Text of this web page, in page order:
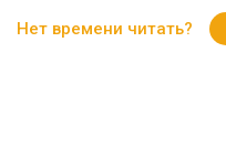
Нет времени читать?